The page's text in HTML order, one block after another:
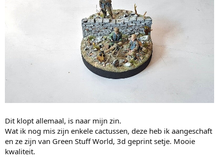
Dit klopt allemaal, is naar mijn zin.
Wat ik nog mis zijn enkele cactussen, deze heb ik aangeschaft
en ze zijn van Green Stuff World, 3d geprint setje. Mooie
kwaliteit.